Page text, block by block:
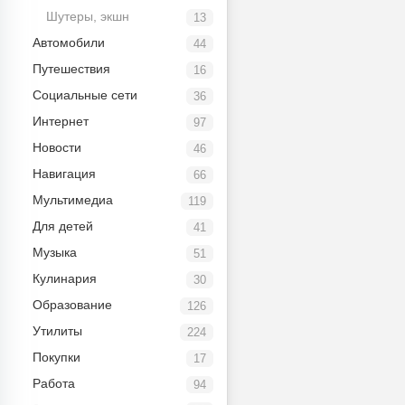
13
Шутеры, экшн
44
Автомобили
16
Путешествия
36
Социальные сети
97
Интернет
46
Новости
66
Навигация
119
Мультимедиа
41
Для детей
51
Музыка
30
Кулинария
126
Образование
224
Утилиты
17
Покупки
94
Работа